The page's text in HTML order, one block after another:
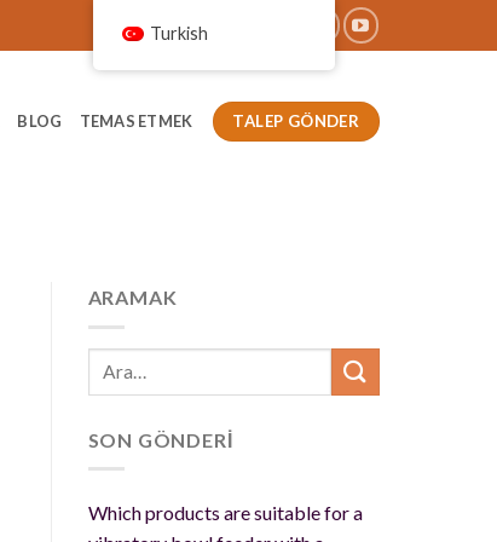
BLOG TEMAS ETMEK TALEP GÖNDER
ARAMAK
SON GÖNDERİ
Which products are suitable for a
Turkish